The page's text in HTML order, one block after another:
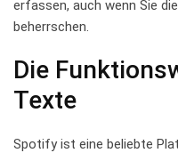
erfassen, auch wenn Sie
beherrschen.
Die
Texte
Spotify ist eine beliebte